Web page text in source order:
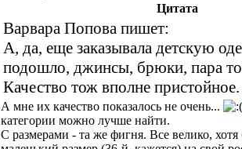
Цитата
Варвара Попова пишет:
А, да, еще заказывала детскую
подошло, джинсы, брюки, пара
Качество тож вполне пристойное.
А мне их качество показалось не очень...
категории можно лучше найти.
С размерами - та же фигня. Все велико,